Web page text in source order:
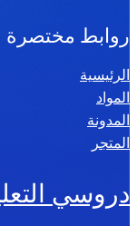
روابط مختصرة
الرئيسية
المواد
المدونة
المتجر
دروسي